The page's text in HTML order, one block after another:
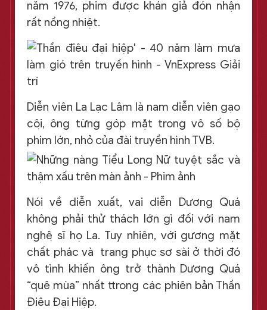
năm 1976, phim được khán giả đón nhận
rất nồng nhiệt.
Diễn viên La Lạc Lâm là nam diễn viên gạo
cội, ông từng góp mặt trong vô số bộ
phim lớn, nhỏ của đài truyền hình TVB.
Nói về diễn xuất, vai diễn Dương Quá
không phải thử thách lớn gì đối với nam
nghệ sĩ họ La. Tuy nhiên, với gương mặt
chất phác và trang phục sơ sài ở thời đó
vô tình khiến ông trở thành Dương Quá
“quê mùa” nhất ttrong các phiên bản Thần
Điêu Đại Hiệp.